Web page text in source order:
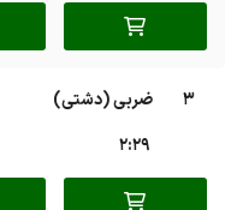
3
ضربی (دشتی)
2:29